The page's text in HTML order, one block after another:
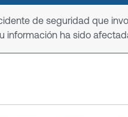
de seguridad que
información ha sido